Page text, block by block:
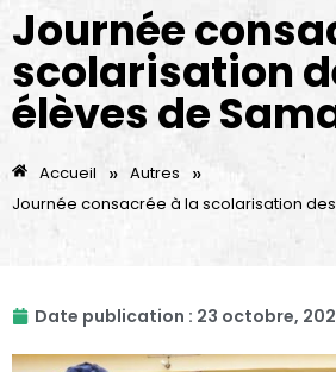
Journée
scolarisation
élèves de
Accueil » Autres »
Journée consacrée à la scolarisation
Date publication : 23 octobre,